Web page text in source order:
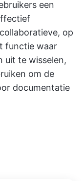
een
op
functie waar
uit te wisselen,
om de
documentatie